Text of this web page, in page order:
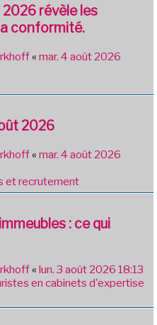
révèle les
conformité.
« mar. 4 août 2026
2026
« mar. 4 août 2026
et recrutement
: ce qui
« lun. 3 août 2026 18:13
en cabinets d'expertise